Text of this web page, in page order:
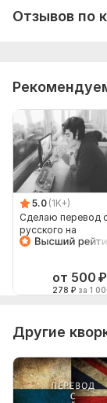
Отзывов по
5.0 (1K+)
Сделаю перевод
русского на
английский и
от 500 ₽
278 ₽ за 1
Другие